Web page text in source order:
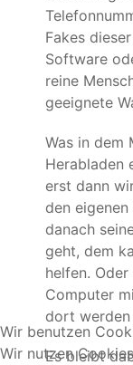
Fakes
Software
reine
geeignete
Was in dem
Herabladen
erst dann
den
danach
geht, dem
helfen.
Computer
dort werden
Es bleibt
Wir benutzen
Wir nutzen